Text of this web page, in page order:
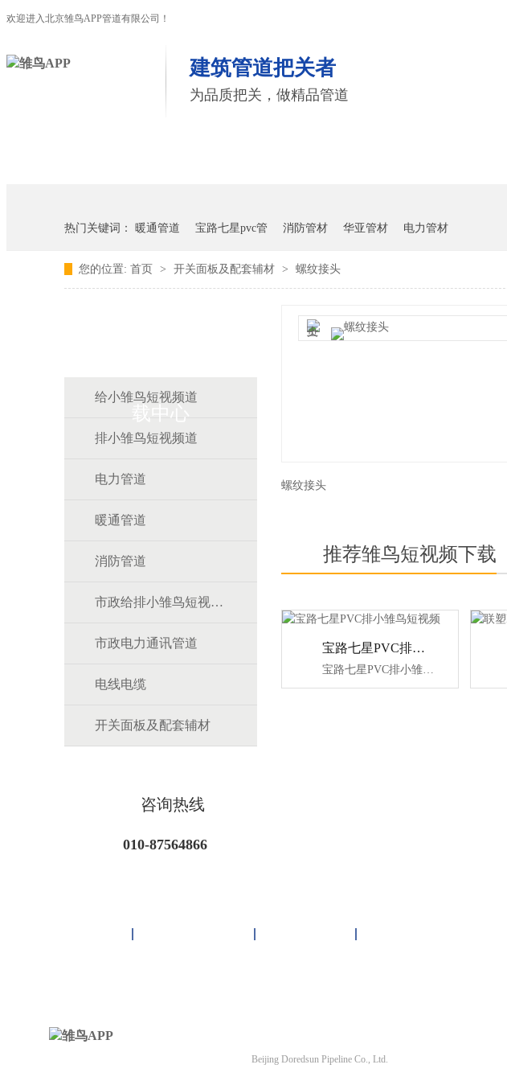
欢迎进入北京雏鸟APP管道有限公司！
建筑管道把关者
为品质把关，做精品管道
热门关键词： 暖通管道 宝路七星pvc管 消防管材 华亚管材 电力管材
您的位置: 首页 > 开关面板及配套辅材 > 螺纹接头
载中心
给小雏鸟短视频道
排小雏鸟短视频道
电力管道
暖通管道
消防管道
市政给排小雏鸟短视频道
市政电力通讯管道
电线电缆
开关面板及配套辅材
咨询热线
010-87564866
螺纹接头
推荐雏鸟短视频下载
宝路七星PVC排小雏鸟短视频
宝路七星PVC排小雏鸟短视频
Beijing Doredsun Pipeline Co., Ltd.